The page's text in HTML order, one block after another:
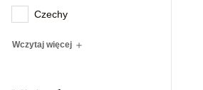
Czechy
Wczytaj więcej